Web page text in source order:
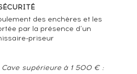
À LA BAISSE
RAPPORT À 2025
des enchères et les
par la présence d’un
priseur
supérieure à 1 500 € :